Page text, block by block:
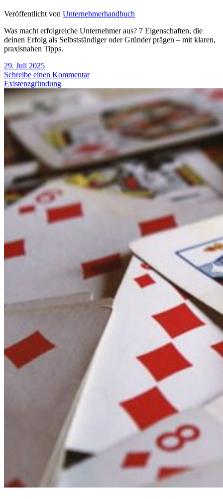
Veröffentlicht von Unternehmerhandbuch
Was macht erfolgreiche Unternehmer aus? 7 Eigenschaften, die
deinen Erfolg als Selbstständiger oder Gründer prägen – mit klaren,
praxisnahen Tipps.
29. Juli 2025
Schreibe einen Kommentar
Existenzgründung